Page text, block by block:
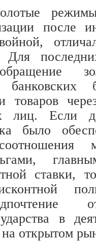
после
Для
обращение
банковских
товаров
лиц. Если
было
ставки,
в
открытом